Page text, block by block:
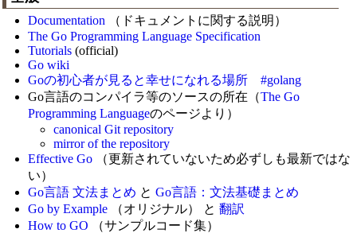
Documentation
（ドキュメントに関する説明）
The Go Programming Language Specification
Tutorials(official)
Go wiki
Goの初心者が見ると幸せになれる場所 #golang
Go言語のコンパイラ等のソースの所在（The Go
Programming Languageのページより）
canonical Git repository
mirror of the repository
Effective Go
（更新されていないため必ずしも最新ではな
い）
Go言語 文法まとめ とGo言語：文法基礎まとめ
Go by Example
（オリジナル） と翻訳
How to GO
（サンプルコード集）